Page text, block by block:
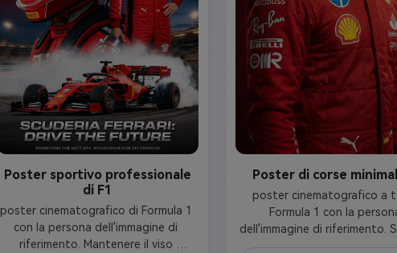
Poster sportivo professionale
di F1
poster cinematografico di Formula 1
con la persona dell'immagine di
riferimento. Mantenere il viso
Poster di corse
poster cinematografico a
Formula 1 con la
dell'immagine di riferimento.
di corse rosso audace con